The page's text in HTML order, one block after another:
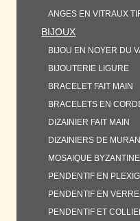
ANGES EN VITRAUX
BIJOUX
BIJOU EN NOYER DU
BIJOUTERIE LIGURE
BRACELET FAIT MAIN
BRACELETS EN
DIZAINIER FAIT MAIN
DIZAINIERS DE
MOSAIQUE BYZANTINE
PENDENTIF EN
PENDENTIF EN
PENDENTIF ET